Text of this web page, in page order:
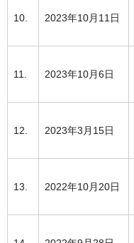
10. 2023年10月11日
11. 2023年10月6日
12. 2023年3月15日
13. 2022年10月20日